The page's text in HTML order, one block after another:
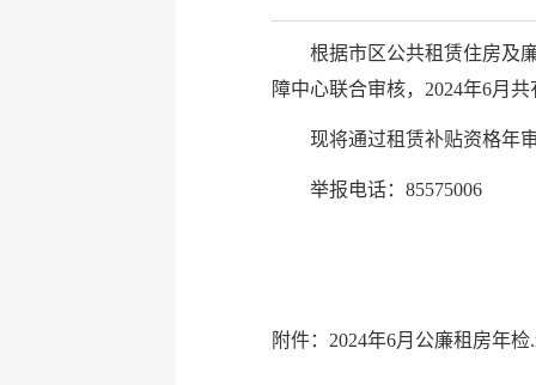
根据市区公共租赁住房及
障中心联合审核，2024年6月
现将通过租赁补贴资格年
举报电话：85575006
附件：2024年6月公廉租房年检